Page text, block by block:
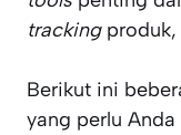
trackingproduk,
Berikut ini
yang perlu Anda